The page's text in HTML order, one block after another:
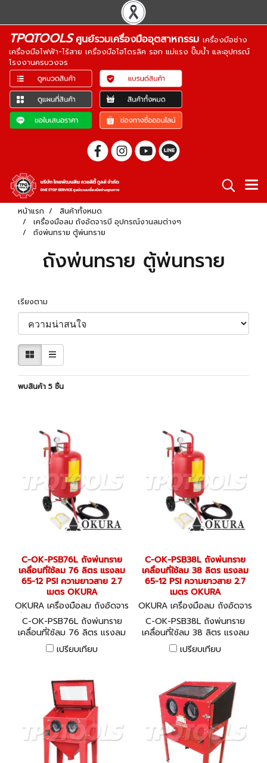
TPQTOOLSศูนย์รวมเครื่องมืออุตสาหกรรม เครื่องมือช่าง
เครื่องมือไฟฟ้า-ไร้สาย เครื่องมือไฮโดรลิค รอก แม่แรง ปั๊มน้ำ และอุปกรณ์
โรงงานครบวงจร
หน้าแรก
สินค้าทั้งหมด
เครื่องมือลม ถังอัดจารบี อุปกรณ์งานลมต่างๆ
ถังพ่นทราย ตู้พ่นทราย
ถังพ่นทราย ตู้พ่นทราย
เรียงตาม
พบสินค้า 5 ชิ้น
C-OK-PSB76L ถังพ่นทราย
เคลื่อนที่ใช้ลม 76 ลิตร แรงลม
65-12 PSI ความยาวสาย 2.7
เมตร OKURA
OKURA เครื่องมือลม ถังอัดจาร
บี อุปกรณ์งานลมต่างๆ C-OK-
PSB76L
C-OK-PSB76L ถังพ่นทราย
เคลื่อนที่ใช้ลม 76 ลิตร แรงลม
65-12 PSI ความยาวสาย 2.7
เมตร OKURA
เปรียบเทียบ
C-OK-PSB38L ถังพ่นทราย
เคลื่อนที่ใช้ลม 38 ลิตร แรงลม
65-12 PSI ความยาวสาย 2.7
เมตร OKURA
OKURA เครื่องมือลม ถังอัดจาร
บี อุปกรณ์งานลมต่างๆ C-OK-
PSB38L
C-OK-PSB38L ถังพ่นทราย
เคลื่อนที่ใช้ลม 38 ลิตร แรงลม
65-12 PSI ความยาวสาย 2.7
เมตร OKURA
เปรียบเทียบ